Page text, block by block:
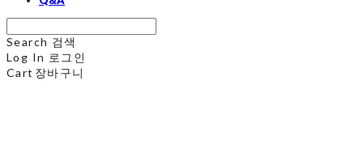
Search 검색
Log In 로그인
Cart 장바구니